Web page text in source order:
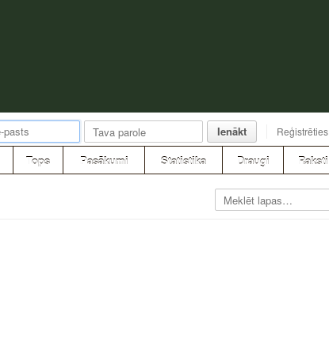
Ienākt Reģistrēties
Tops Pasākumi Statistika Draugi Raksti